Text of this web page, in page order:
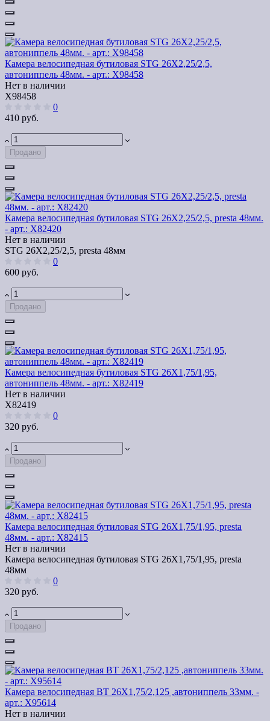
Камера велосипедная бутиловая STG 26Х2,25/2,5,
автониппель 48мм. - арт.: Х98458
Нет в наличии
Х98458
0
410 руб.
Продано
Камера велосипедная бутиловая STG 26Х2,25/2,5, presta 48мм.
- арт.: Х82420
Нет в наличии
STG 26Х2,25/2,5, presta 48мм
0
600 руб.
Продано
Камера велосипедная бутиловая STG 26Х1,75/1,95,
автониппель 48мм. - арт.: Х82419
Нет в наличии
Х82419
0
320 руб.
Продано
Камера велосипедная бутиловая STG 26Х1,75/1,95, presta
48мм. - арт.: Х82415
Нет в наличии
Камера велосипедная бутиловая STG 26Х1,75/1,95, presta
48мм
0
320 руб.
Продано
Камера велосипедная BТ 26Х1,75/2,125 ,автониппель 33мм. -
арт.: Х95614
Нет в наличии